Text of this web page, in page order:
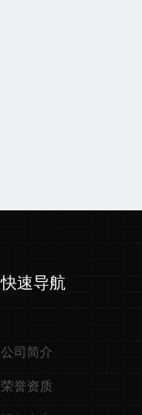
快速导航
公司简介
荣誉资质